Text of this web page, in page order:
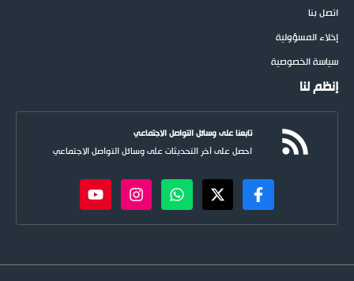
اتصل بنا
إخلاء المسؤولية
سياسة الخصوصية
إنظم لنا
تابعنا على وسائل التواصل الاجتماعي
احصل على آخر التحديثات على وسائل التواصل الاجتماعي